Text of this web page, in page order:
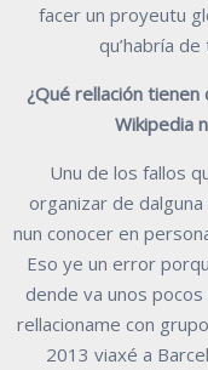
facer un proyeutu
qu’habría
¿Qué rellación
Wikipedia
Unu de los fallos
organizar de dalguna
nun conocer en
Eso ye un error
dende va unos
rellacioname con
2013 viaxé a